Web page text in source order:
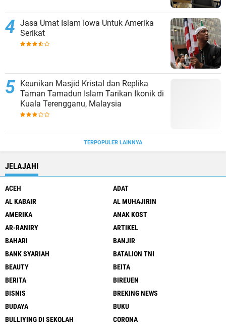
Jasa Umat Islam Iowa Untuk Amerika
Serikat
Keunikan Masjid Kristal dan Replika
Taman Tamadun Islam Tarikan Ikonik di
Kuala Terengganu, Malaysia
TERPOPULER LAINNYA
JELAJAHI
ACEH
ADAT
AL KABAIR
AL MUHAJIRIN
AMERIKA
ANAK KOST
AR-RANIRY
ARTIKEL
BAHARI
BANJIR
BANK SYARIAH
BATALION TNI
BEAUTY
BEITA
BERITA
BIREUEN
BISNIS
BREKING NEWS
BUDAYA
BUKU
BULLIYING DI SEKOLAH
CORONA